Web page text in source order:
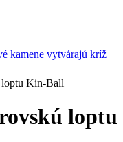
Kin-Ball
loptu